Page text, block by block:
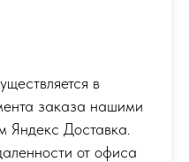
в
заказа нашими
Яндекс Доставка.
от офиса